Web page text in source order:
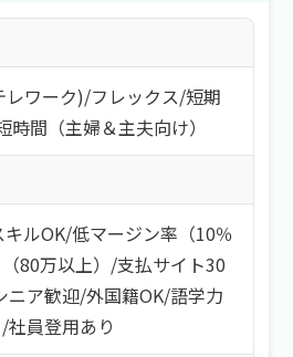
レワーク)/フレックス/短期
時間（主婦＆主夫向け）
ルOK/低マージン率（10％
80万以上） /支払サイト30
ニア歓迎/外国籍OK/語学力
/社員登用あり